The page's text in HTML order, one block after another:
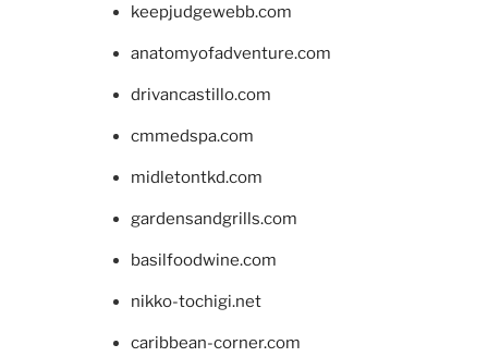
keepjudgewebb.com
anatomyofadventure.com
drivancastillo.com
cmmedspa.com
midletontkd.com
gardensandgrills.com
basilfoodwine.com
nikko-tochigi.net
caribbean-corner.com